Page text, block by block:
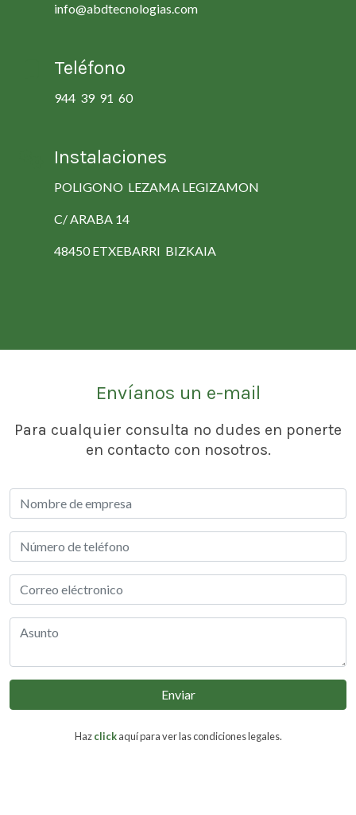
info@abdtecnologias.com
Teléfono
944 39 91 60
Instalaciones
POLIGONO LEZAMA LEGIZAMON
C/ ARABA 14
48450 ETXEBARRI BIZKAIA
Envíanos un e-mail
Para cualquier consulta no dudes en ponerte
en contacto con nosotros.
Enviar
Hazclickaquí para ver las condiciones legales.